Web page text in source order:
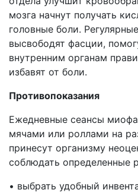
мозга начнут получать
головные боли.
высвободят фасции,
внутренним органам
избавят от боли.
Противопоказания
Ежедневные сеансы
мячами или роллами на
принесут организму
соблюдать определенные
• выбрать удобный